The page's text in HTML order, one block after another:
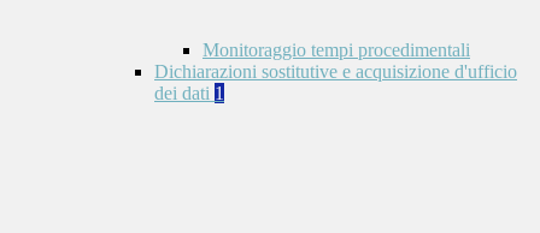
Monitoraggio tempi procedimentali
Dichiarazioni sostitutive e acquisizione d'ufficio
dei dati 1